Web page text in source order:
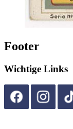
Footer
Wichtige Links